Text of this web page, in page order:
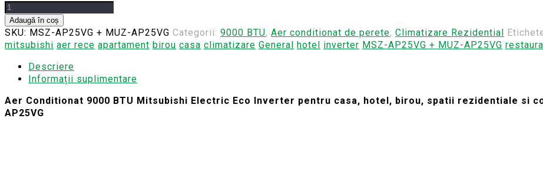
Cantitate
Aer
Conditionat
9000
Mitsubishi
Electric
Inverter
Adaugă în coș
SKU: MSZ-AP25VG + MUZ-AP25VG Categorii: 9000 BTU, Aer conditionat de perete, Climatizare Rezidential
mitsubishi aer rece apartament birou casa climatizare General hotel inverter MSZ-AP25VG + MUZ-AP25VG
Descriere
Informații suplimentare
Aer Conditionat 9000 BTU Mitsubishi Electric Eco Inverter pentru casa, hotel, birou, spatii rezidentiale si
AP25VG